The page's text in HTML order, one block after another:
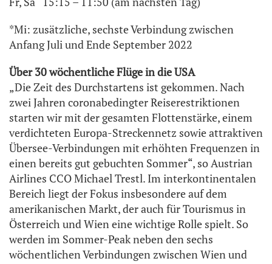
*Mi: zusätzliche, sechste Verbindung zwischen
Anfang Juli und Ende September 2022
Über 30 wöchentliche Flüge in die USA
„Die Zeit des Durchstartens ist gekommen. Nach
zwei Jahren coronabedingter Reiserestriktionen
starten wir mit der gesamten Flottenstärke, einem
verdichteten Europa-Streckennetz sowie attraktiven
Übersee-Verbindungen mit erhöhten Frequenzen in
einen bereits gut gebuchten Sommer“, so Austrian
Airlines CCO Michael Trestl. Im interkontinentalen
Bereich liegt der Fokus insbesondere auf dem
amerikanischen Markt, der auch für Tourismus in
Österreich und Wien eine wichtige Rolle spielt. So
werden im Sommer-Peak neben den sechs
wöchentlichen Verbindungen zwischen Wien und